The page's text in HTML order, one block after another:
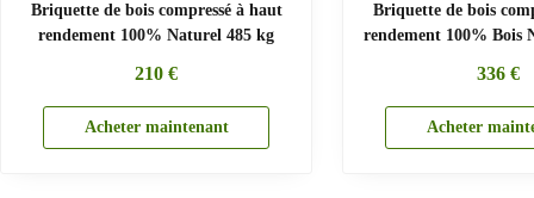
Briquette de bois compressé à haut
rendement 100% Naturel 485 kg
210 €
Acheter maintenant
Briquette de bois
rendement 100% Bois
336 €
Acheter